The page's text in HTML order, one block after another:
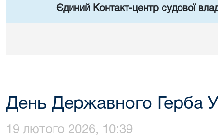
Єдиний Контакт-центр судової
День Державного Герба
19 лютого 2026, 10:39